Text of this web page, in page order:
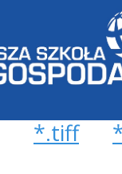
*.tiff